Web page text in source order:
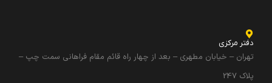
دفتر مرکزی
تهران – خیابان مطهری – بعد از چهار راه قائم مقام فراهانی سمت چپ –
پلاک 247